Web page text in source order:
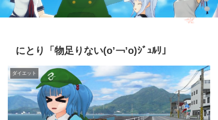
にとり「物足りない(о’￢’о)ｼﾞｭﾙﾘ」
ダイエット